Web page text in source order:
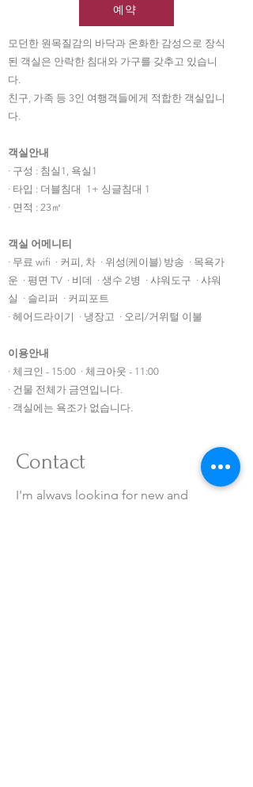
예약
모던한 원목질감의 바닥과 온화한 감성으로 장식
된 객실은 안락한 침대와 가구를 갖추고 있습니
다.
친구, 가족 등 3인 여행객들에게 적합한 객실입니
다.
객실안내
· 구성 : 침실1, 욕실1
· 타입 : 더블침대 1+ 싱글침대 1
· 면적 : 23㎡
객실 어메니티
· 무료 wifi · 커피, 차 · 위성(케이블) 방송 · 목욕가
운 · 평면 TV · 비데 · 생수 2병 · 샤워도구 · 샤워
실 · 슬리퍼 · 커피포트
· 헤어드라이기 · 냉장고 · 오리/거위털 이불
이용안내
· 체크인 - 15:00 · 체크아웃 - 11:00
· 건물 전체가 금연입니다.
​· 객실에는 욕조가 없습니다.
Contact
I'm always looking for new and